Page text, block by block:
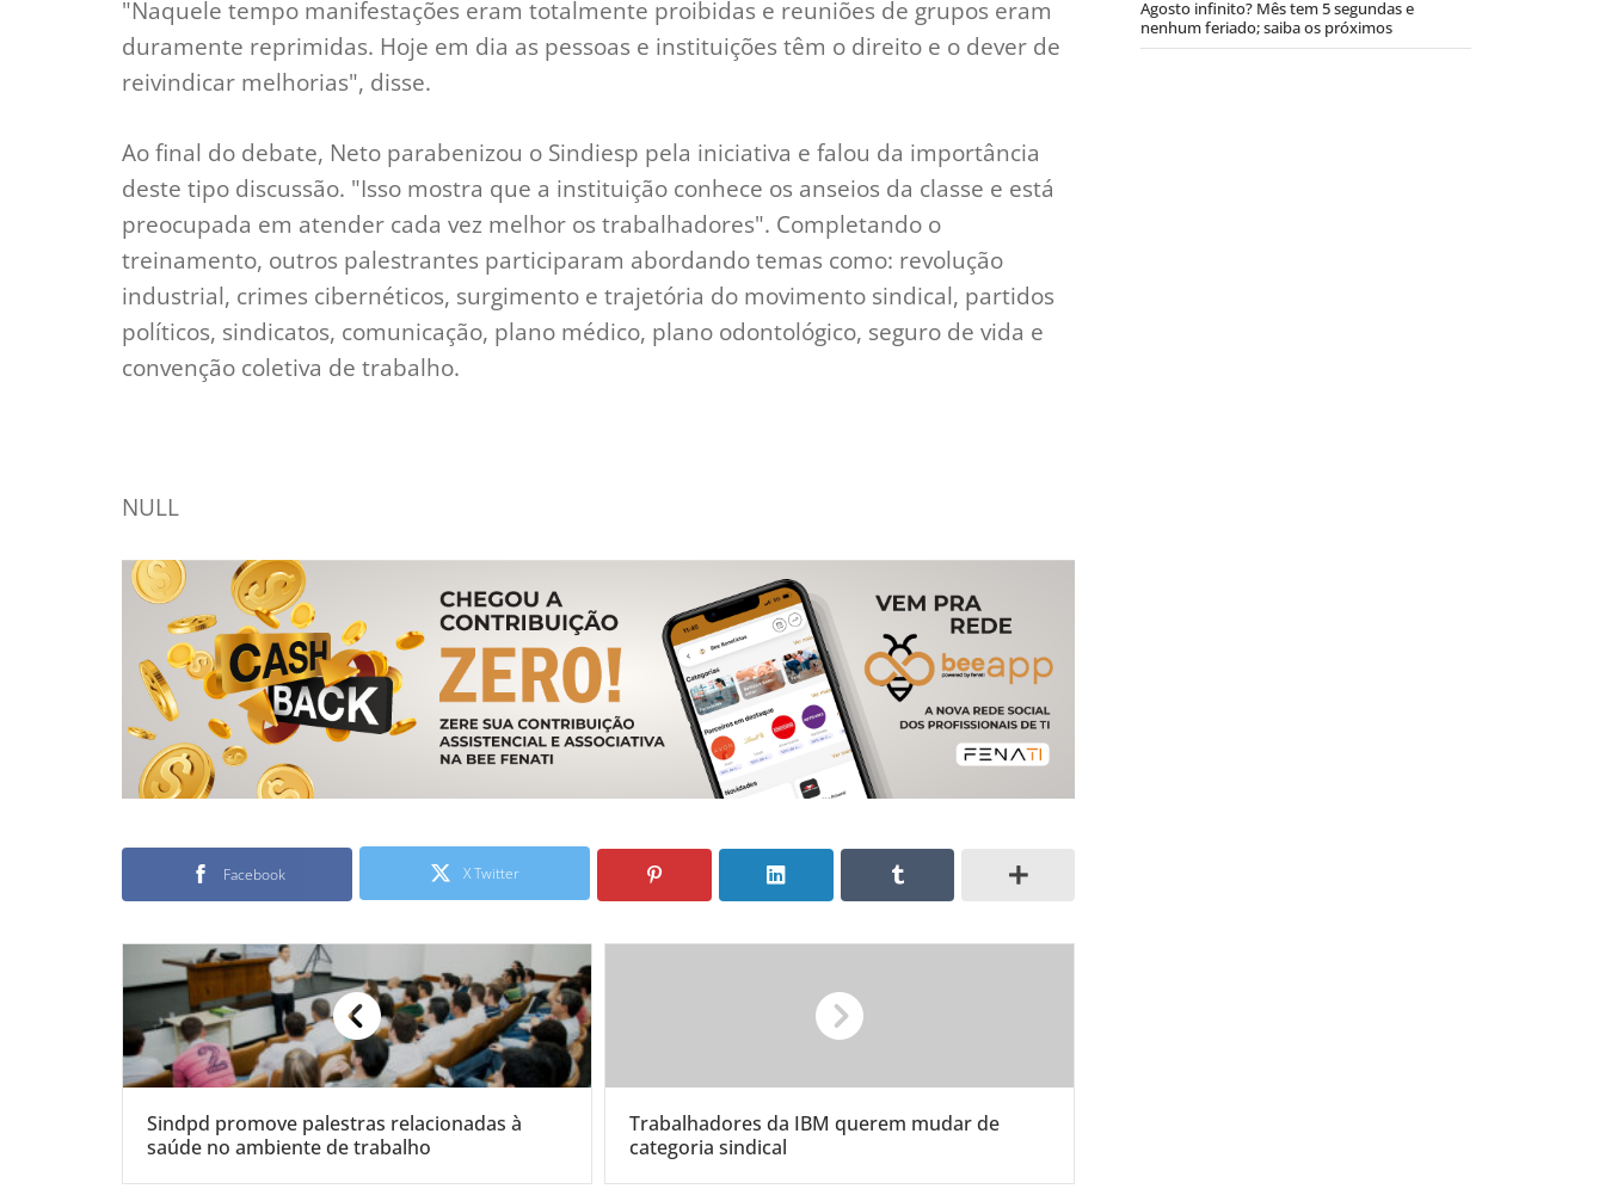
"Naquele tempo manifestações eram totalmente proibidas e reuniões de grupos eram
duramente reprimidas. Hoje em dia as pessoas e instituições têm o direito e o dever de
reivindicar melhorias", disse.
Ao final do debate, Neto parabenizou o Sindiesp pela iniciativa e falou da importância
deste tipo discussão. "Isso mostra que a instituição conhece os anseios da classe e está
preocupada em atender cada vez melhor os trabalhadores". Completando o
treinamento, outros palestrantes participaram abordando temas como: revolução
industrial, crimes cibernéticos, surgimento e trajetória do movimento sindical, partidos
políticos, sindicatos, comunicação, plano médico, plano odontológico, seguro de vida e
convenção coletiva de trabalho.
NULL
Facebook X Twitter
Sindpd promove palestras relacionadas à
saúde no ambiente de trabalho
Trabalhadores da IBM querem mudar de
categoria sindical
Agosto infinito? Mês tem 5 segundas e
nenhum feriado; saiba os próximos